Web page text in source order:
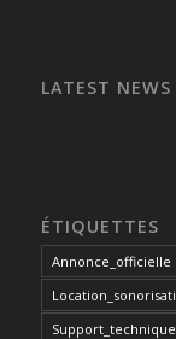
LATEST NEWS
ÉTIQUETTES
Annonce_officielle